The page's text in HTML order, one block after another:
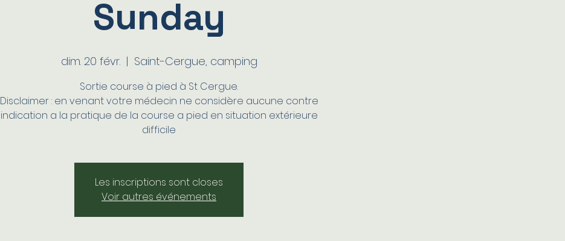
Sunday
dim. 20 févr.
  |
Saint-Cergue, camping
Sortie course à pied à St Cergue.
Disclaimer : en venant votre médecin ne considère aucune contre
indication a la pratique de la course a pied en situation extérieure
difficile
Les inscriptions sont closes
Voir autres événements